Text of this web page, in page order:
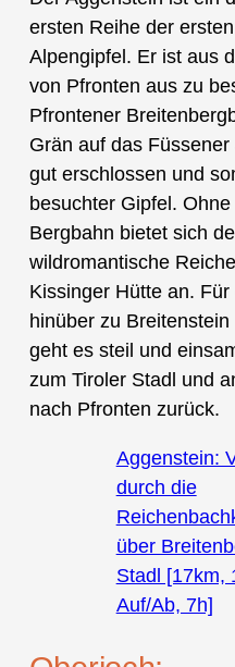
ersten Reihe der
Alpengipfel. Er ist aus
von Pfronten aus zu
Pfrontener
Grän auf das
gut erschlossen und
besuchter Gipfel.
Bergbahn bietet sich
wildromantische
Kissinger Hütte an.
hinüber zu
geht es steil und
zum Tiroler Stadl und
nach Pfronten zurück.
Aggenstein:
durch die
über
Stadl [17km,
Auf/Ab, 7h]